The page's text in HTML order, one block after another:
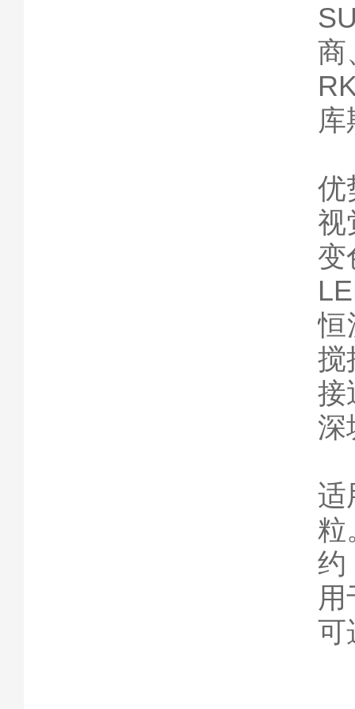
商
优
视
变
恒
搅
接
深
适
粒
约
可